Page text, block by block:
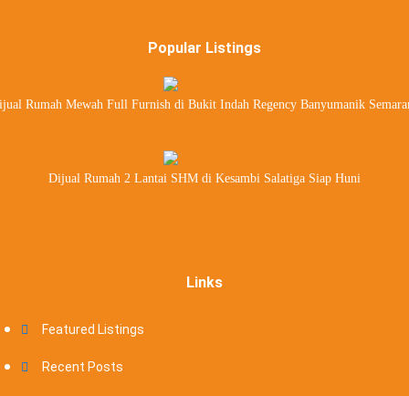
Popular Listings
Rumah Mewah Full Furnish di Bukit Indah Regency Banyumanik
Dijual Rumah 2 Lantai SHM di Kesambi Salatiga Siap Huni
Links
Featured Listings
Recent Posts